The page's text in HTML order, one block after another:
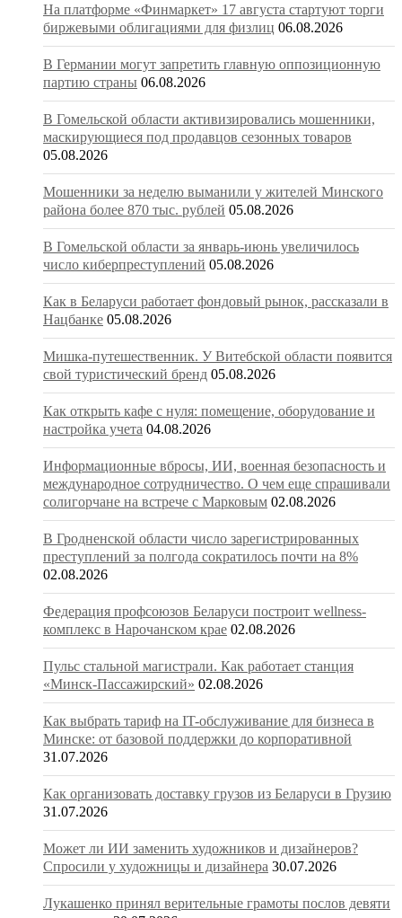
На платформе «Финмаркет» 17 августа стартуют торги
биржевыми облигациями для физлиц 06.08.2026
В Германии могут запретить главную оппозиционную
партию страны 06.08.2026
В Гомельской области активизировались мошенники,
маскирующиеся под продавцов сезонных товаров
05.08.2026
Мошенники за неделю выманили у жителей Минского
района более 870 тыс. рублей 05.08.2026
В Гомельской области за январь-июнь увеличилось
число киберпреступлений 05.08.2026
Как в Беларуси работает фондовый рынок, рассказали в
Нацбанке 05.08.2026
Мишка-путешественник. У Витебской области появится
свой туристический бренд 05.08.2026
Как открыть кафе с нуля: помещение, оборудование и
настройка учета 04.08.2026
Информационные вбросы, ИИ, военная безопасность и
международное сотрудничество. О чем еще спрашивали
солигорчане на встрече с Марковым 02.08.2026
В Гродненской области число зарегистрированных
преступлений за полгода сократилось почти на 8%
02.08.2026
Федерация профсоюзов Беларуси построит wellness-
комплекс в Нарочанском крае 02.08.2026
Пульс стальной магистрали. Как работает станция
«Минск-Пассажирский» 02.08.2026
Как выбрать тариф на IT-обслуживание для бизнеса в
Минске: от базовой поддержки до корпоративной
31.07.2026
Как организовать доставку грузов из Беларуси в Грузию
31.07.2026
Может ли ИИ заменить художников и дизайнеров?
Спросили у художницы и дизайнера 30.07.2026
Лукашенко принял верительные грамоты послов девяти